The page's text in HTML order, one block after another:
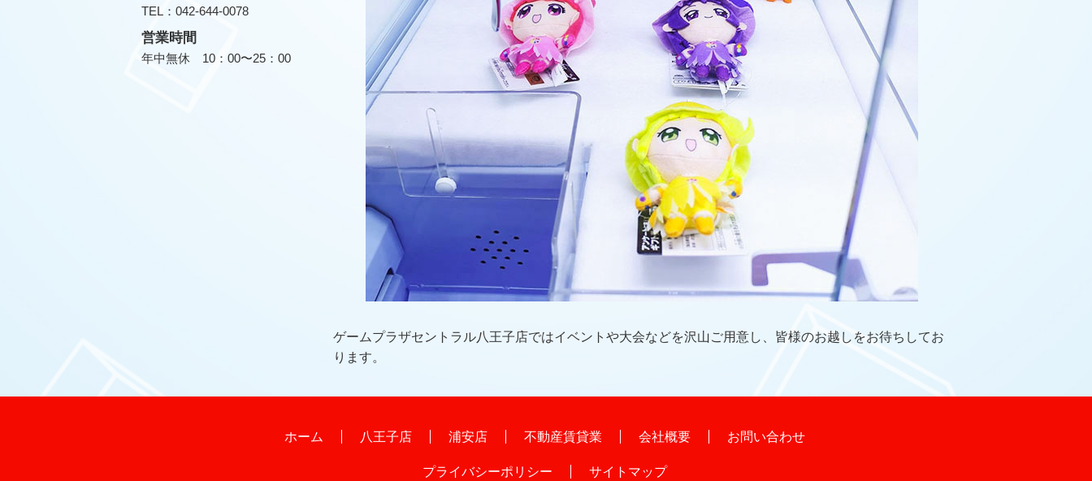
ゲームプラザセントラル八王子店ではイベントや大会などを沢山ご用意し、皆様のお越しをお待ちしてお
ります。
TEL：042-644-0078
営業時間
年中無休 10：00〜25：00
ホーム 八王子店 浦安店 不動産賃貸業 会社概要 お問い合わせ
プライバシーポリシー サイトマップ